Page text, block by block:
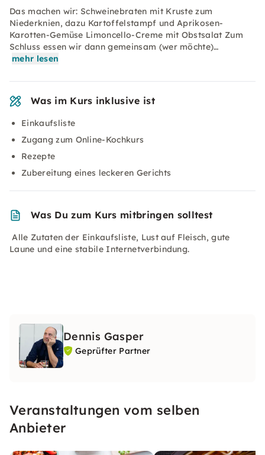
Das machen wir: Schweinebraten mit Kruste zum
Niederknien, dazu Kartoffelstampf und Aprikosen-
Karotten-Gemüse Limoncello-Creme mit Obstsalat Zum
Schluss essen wir dann gemeinsam (wer möchte)…
mehr lesen
Was im Kurs inklusive ist
Einkaufsliste
Zugang zum Online-Kochkurs
Rezepte
Zubereitung eines leckeren Gerichts
Was Du zum Kurs mitbringen solltest
Alle Zutaten der Einkaufsliste, Lust auf Fleisch, gute
Laune und eine stabile Internetverbindung.
Dennis Gasper
Geprüfter Partner
Veranstaltungen vom selben
Anbieter